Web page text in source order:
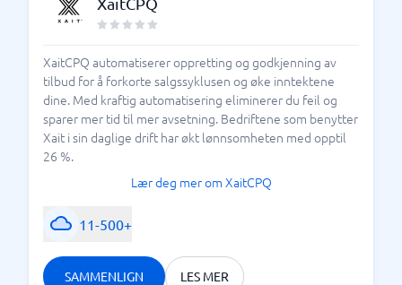
XaitCPQ automatiserer oppretting og godkjenning av
tilbud for å forkorte salgssyklusen og øke inntektene
dine. Med kraftig automatisering eliminerer du feil og
sparer mer tid til mer avsetning. Bedriftene som benytter
Xait i sin daglige drift har økt lønnsomheten med opptil
26 %.
Lær deg mer om XaitCPQ
11-500+
SAMMENLIGN LES MER